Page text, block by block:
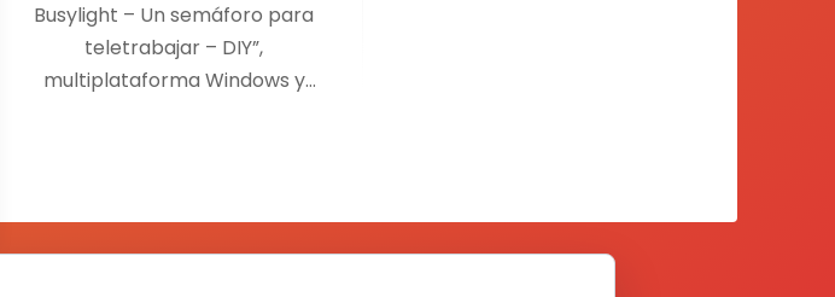
Busylight – Un semáforo para
teletrabajar – DIY”,
multiplataforma Windows y